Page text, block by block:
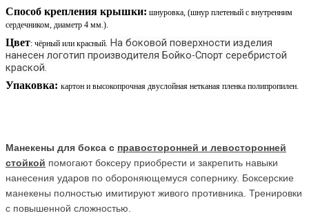
Способ крепления крышки: шнуровка, (шнур плетеный с внутренним
сердечником, диаметр 4 мм.).
Цвет: чёрный или красный. На боковой поверхности изделия
нанесен логотип производителя Бойко-Спорт серебристой
краской.
Упаковка: картон и высокопрочная двуслойная нетканая пленка полипропилен.
Манекены для бокса с правосторонней и левосторонней
стойкой помогают боксеру приобрести и закрепить навыки
нанесения ударов по обороняющемуся сопернику. Боксерские
манекены полностью имитируют живого противника. Тренировки
с повышенной сложностью.